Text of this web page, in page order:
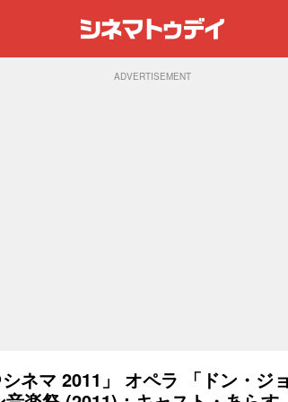
ADVERTISEMENT
ネマ 2011」 オペラ 「ドン・ジョ